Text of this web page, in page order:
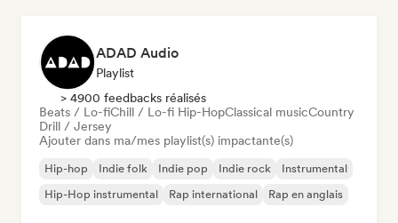
ADAD Audio
Playlist
> 4900 feedbacks réalisés
Beats / Lo-fiChill / Lo-fi Hip-HopClassical musicCountry
Drill / Jersey
Ajouter dans ma/mes playlist(s) impactante(s)
Hip-hop Indie folk Indie pop Indie rock
Instrumental
Hip-Hop instrumental
Rap international Rap en anglais